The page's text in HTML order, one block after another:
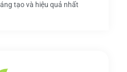
tạo và hiệu quả nhất